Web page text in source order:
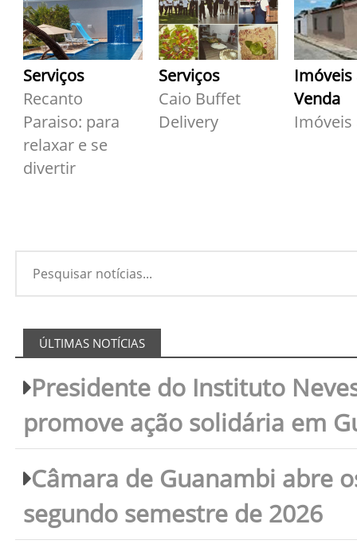
Serviços
Recanto
Paraiso: para
relaxar e se
divertir
Serviços
Caio Buffet
Delivery
Imóveis
Venda
Imóveis
ÚLTIMAS NOTÍCIAS
Presidente do Instituto
promove ação solidária em
Câmara de Guanambi abre
segundo semestre de 2026